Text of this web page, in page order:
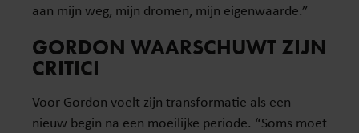
aan mijn weg, mijn dromen, mijn eigenwaarde.”
GORDON WAARSCHUWT ZIJN
CRITICI
Voor Gordon voelt zijn transformatie als een
nieuw begin na een moeilijke periode. “Soms moet